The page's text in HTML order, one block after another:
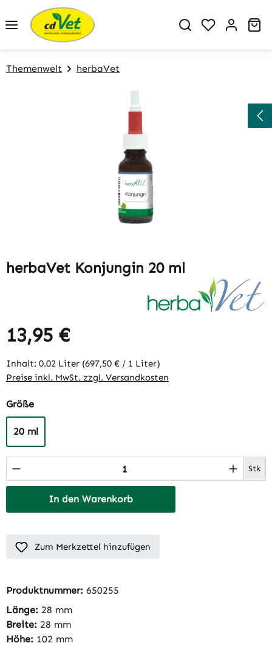
Zum Hauptinhalt springen
Du hast 0
Themenwelt herbaVet
herbaVet Konjungin 20 ml
Regulärer Preis:
13,95 €
Inhalt: 0.02 Liter (697,50 € / 1 Liter)
Preise inkl. MwSt. zzgl. Versandkosten
Größeauswählen
20 ml
Produkt Anzahl: Gib den gewünschten Stk
In den Warenkorb
Zum Merkzettel hinzufügen
Produktnummer: 650255
Länge: 28 mm
Breite: 28 mm
Höhe: 102 mm